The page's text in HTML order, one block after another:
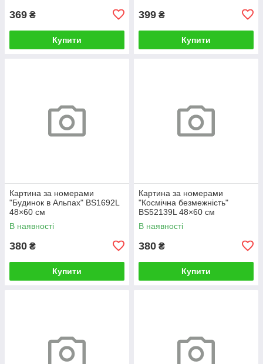
369 ₴
Купити
399 ₴
Купити
Картина за номерами
"Будинок в Альпах" BS1692L
48×60 см
В наявності
380 ₴
Купити
Картина за номерами
"Космічна безмежність"
BS52139L 48×60 см
В наявності
380 ₴
Купити